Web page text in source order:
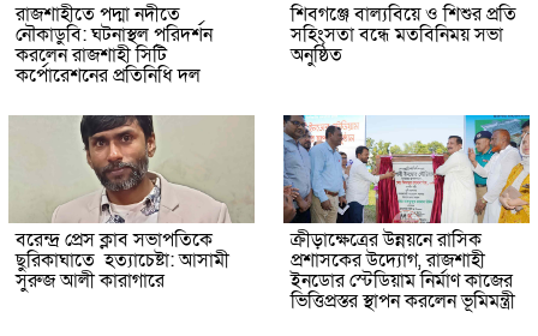
রাজশাহীতে পদ্মা নদীতে
নৌকাডুবি: ঘটনাস্থল পরিদর্শন
করলেন রাজশাহী সিটি
কর্পোরেশনের প্রতিনিধি দল
শিবগঞ্জে বাল্যবিয়ে ও শিশুর প্রতি
সহিংসতা বন্ধে মতবিনিময় সভা
অনুষ্ঠিত
বরেন্দ্র প্রেস ক্লাব সভাপতিকে
ছুরিকাঘাতে হত্যাচেষ্টা: আসামী
সুরুজ আলী কারাগারে
ক্রীড়াক্ষেত্রের উন্নয়নে রাসিক
প্রশাসকের উদ্যোগ, রাজশাহী
ইনডোর স্টেডিয়াম নির্মাণ কাজের
ভিত্তিপ্রস্তর স্থাপন করলেন ভূমিমন্ত্রী